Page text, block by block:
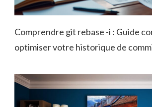
Comprendre git rebase -i : Guide
optimiser votre historique de